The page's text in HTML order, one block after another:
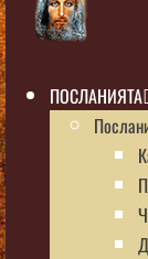
ПОСЛАНИЯТА